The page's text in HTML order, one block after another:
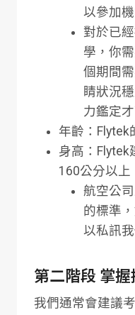
以參加
對於已
學，你
個期間
睛狀況
力鑑定
年齡：Flytek
身高：Flytek
160公分以上
航空公
的標準
以私訊
第二階段 掌
我們通常會建議